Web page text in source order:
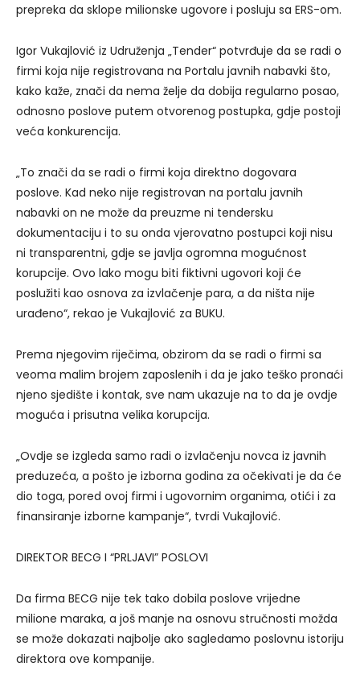
prepreka da sklope milionske ugovore i posluju sa ERS-om.
Igor Vukajlović iz Udruženja „Tender“ potvrđuje da se radi o
firmi koja nije registrovana na Portalu javnih nabavki što,
kako kaže, znači da nema želje da dobija regularno posao,
odnosno poslove putem otvorenog postupka, gdje postoji
veća konkurencija.
„To znači da se radi o firmi koja direktno dogovara
poslove. Kad neko nije registrovan na portalu javnih
nabavki on ne može da preuzme ni tendersku
dokumentaciju i to su onda vjerovatno postupci koji nisu
ni transparentni, gdje se javlja ogromna mogućnost
korupcije. Ovo lako mogu biti fiktivni ugovori koji će
poslužiti kao osnova za izvlačenje para, a da ništa nije
urađeno“, rekao je Vukajlović za BUKU.
Prema njegovim riječima, obzirom da se radi o firmi sa
veoma malim brojem zaposlenih i da je jako teško pronaći
njeno sjedište i kontak, sve nam ukazuje na to da je ovdje
moguća i prisutna velika korupcija.
„Ovdje se izgleda samo radi o izvlačenju novca iz javnih
preduzeća, a pošto je izborna godina za očekivati je da će
dio toga, pored ovoj firmi i ugovornim organima, otići i za
finansiranje izborne kampanje“, tvrdi Vukajlović.
DIREKTOR BECG I “PRLJAVI” POSLOVI
Da firma BECG nije tek tako dobila poslove vrijedne
milione maraka, a još manje na osnovu stručnosti možda
se može dokazati najbolje ako sagledamo poslovnu istoriju
direktora ove kompanije.